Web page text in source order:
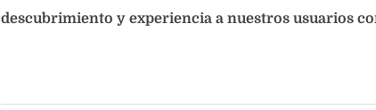
descubrimiento y experiencia a nuestros usuarios